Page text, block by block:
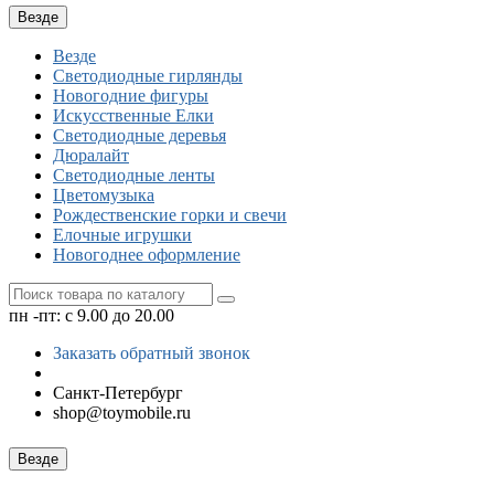
Везде
Везде
Светодиодные гирлянды
Новогодние фигуры
Искусственные Елки
Светодиодные деревья
Дюралайт
Cветодиодные ленты
Цветомузыка
Рождественские горки и свечи
Елочные игрушки
Новогоднее оформление
пн -пт: с 9.00 до 20.00
Заказать обратный звонок
Санкт-Петербург
shop@toymobile.ru
Везде